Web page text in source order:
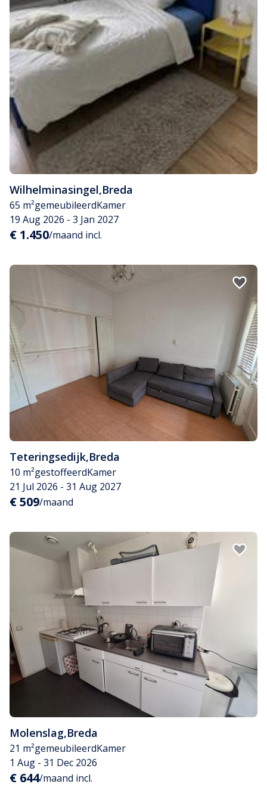
Wilhelminasingel,Breda
65 m²gemeubileerdKamer
19 Aug 2026 - 3 Jan 2027
€ 1.450/maand incl.
Teteringsedijk,Breda
10 m²gestoffeerdKamer
21 Jul 2026 - 31 Aug 2027
€ 509/maand
Molenslag,Breda
21 m²gemeubileerdKamer
1 Aug - 31 Dec 2026
€ 644/maand incl.